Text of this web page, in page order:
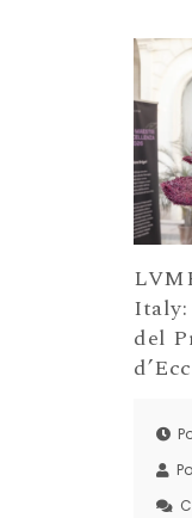
Italy:
del